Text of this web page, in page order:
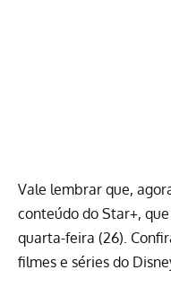
Vale lembrar que,
conteúdo do Star+,
quarta-feira (26).
filmes e séries do